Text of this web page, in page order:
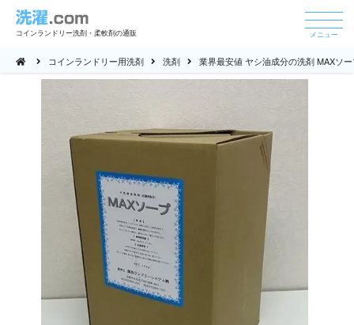
コインランドリー洗剤・柔軟剤の通販 メニュー
コインランドリー用洗剤 洗剤 業界最安値 ヤシ油成分の洗剤 MAXソ